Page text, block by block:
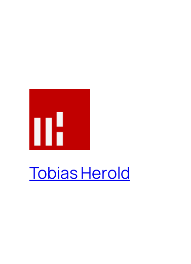
Tobias Herold